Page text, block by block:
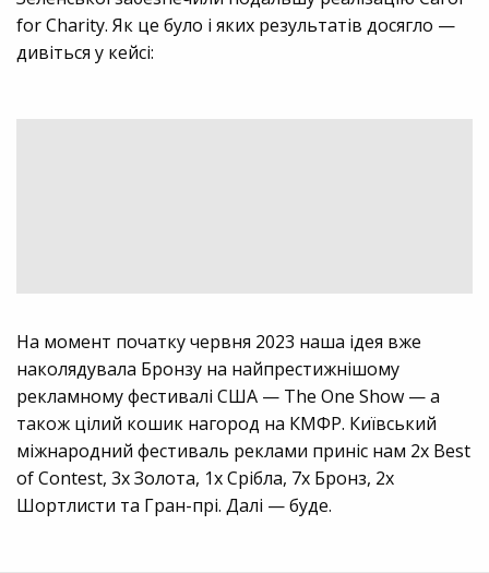
for Charity. Як це було і яких результатів досягло —
дивіться у кейсі:
На момент початку червня 2023 наша ідея вже
наколядувала Бронзу на найпрестижнішому
рекламному фестивалі США — The One Show — а
також цілий кошик нагород на КМФР. Київський
міжнародний фестиваль реклами приніс нам 2x Best
of Contest, 3x Золота, 1х Срібла, 7х Бронз, 2х
Шортлисти та Гран-прі. Далі — буде.